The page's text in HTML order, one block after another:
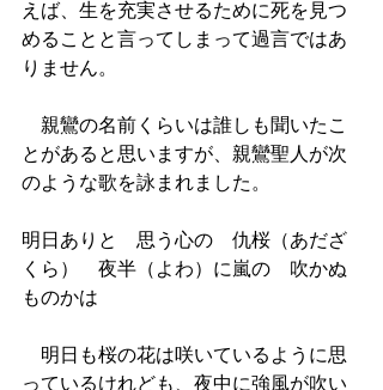
えば、生を充実させるために死を見つ
めることと言ってしまって過言ではあ
りません。
親鸞の名前くらいは誰しも聞いたこ
とがあると思いますが、親鸞聖人が次
のような歌を詠まれました。
明日ありと　思う心の　仇桜（あだざ
くら）　夜半（よわ）に嵐の　吹かぬ
ものかは
明日も桜の花は咲いているように思
っているけれども、夜中に強風が吹い